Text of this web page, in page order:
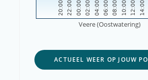
Veere (Oostwatering)
ACTUEEL WEER OP JOUW